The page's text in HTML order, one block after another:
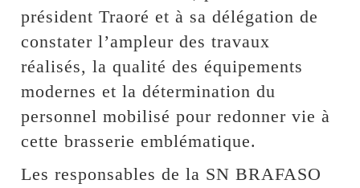
président Traoré et à sa délégation de
constater l’ampleur des travaux
réalisés, la qualité des équipements
modernes et la détermination du
personnel mobilisé pour redonner vie à
cette brasserie emblématique.
Les responsables de la SN BRAFASO